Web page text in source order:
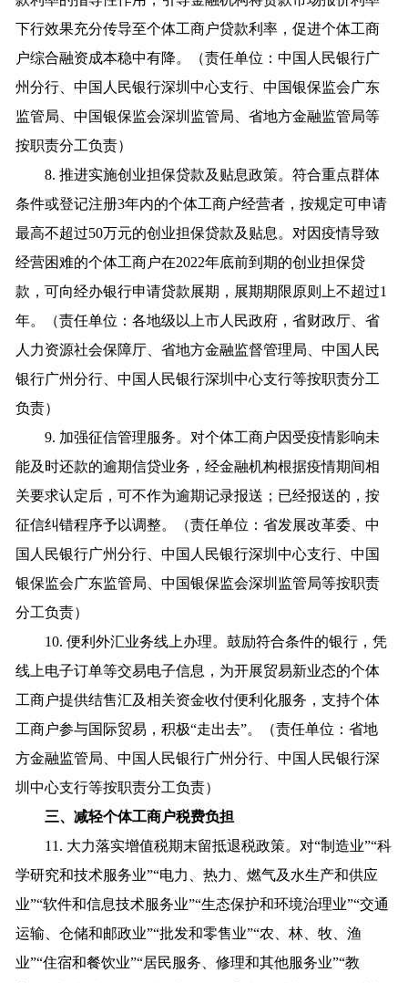
下行效果充分传导至个体工商户贷款利率，促进个体工商
户综合融资成本稳中有降。（责任单位：中国人民银行广
州分行、中国人民银行深圳中心支行、中国银保监会广东
监管局、中国银保监会深圳监管局、省地方金融监管局等
按职责分工负责）
8. 推进实施创业担保贷款及贴息政策。符合重点群体
条件或登记注册3年内的个体工商户经营者，按规定可申请
最高不超过50万元的创业担保贷款及贴息。对因疫情导致
经营困难的个体工商户在2022年底前到期的创业担保贷
款，可向经办银行申请贷款展期，展期期限原则上不超过1
年。（责任单位：各地级以上市人民政府，省财政厅、省
人力资源社会保障厅、省地方金融监督管理局、中国人民
银行广州分行、中国人民银行深圳中心支行等按职责分工
负责）
9. 加强征信管理服务。对个体工商户因受疫情影响未
能及时还款的逾期信贷业务，经金融机构根据疫情期间相
关要求认定后，可不作为逾期记录报送；已经报送的，按
征信纠错程序予以调整。（责任单位：省发展改革委、中
国人民银行广州分行、中国人民银行深圳中心支行、中国
银保监会广东监管局、中国银保监会深圳监管局等按职责
分工负责）
10. 便利外汇业务线上办理。鼓励符合条件的银行，凭
线上电子订单等交易电子信息，为开展贸易新业态的个体
工商户提供结售汇及相关资金收付便利化服务，支持个体
工商户参与国际贸易，积极“走出去”。（责任单位：省地
方金融监管局、中国人民银行广州分行、中国人民银行深
圳中心支行等按职责分工负责）
三、减轻个体工商户税费负担
11. 大力落实增值税期末留抵退税政策。对“制造业”“科
学研究和技术服务业”“电力、热力、燃气及水生产和供应
业”“软件和信息技术服务业”“生态保护和环境治理业”“交通
运输、仓储和邮政业”“批发和零售业”“农、林、牧、渔
业”“住宿和餐饮业”“居民服务、修理和其他服务业”“教